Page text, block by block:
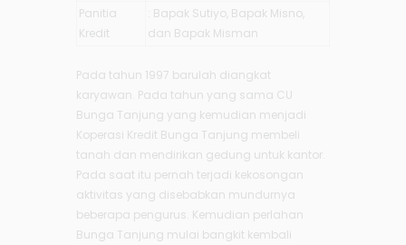
Panitia
Kredit
: Bapak Sutiyo, Bapak Misno,
dan Bapak Misman
Pada tahun 1997 barulah diangkat
karyawan. Pada tahun yang sama CU
Bunga Tanjung yang kemudian menjadi
Koperasi Kredit Bunga Tanjung membeli
tanah dan mendirikan gedung untuk kantor.
Pada saat itu pernah terjadi kekosongan
aktivitas yang disebabkan mundurnya
beberapa pengurus. Kemudian perlahan
Bunga Tanjung mulai bangkit kembali